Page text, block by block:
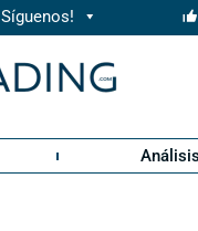
Síguenos!